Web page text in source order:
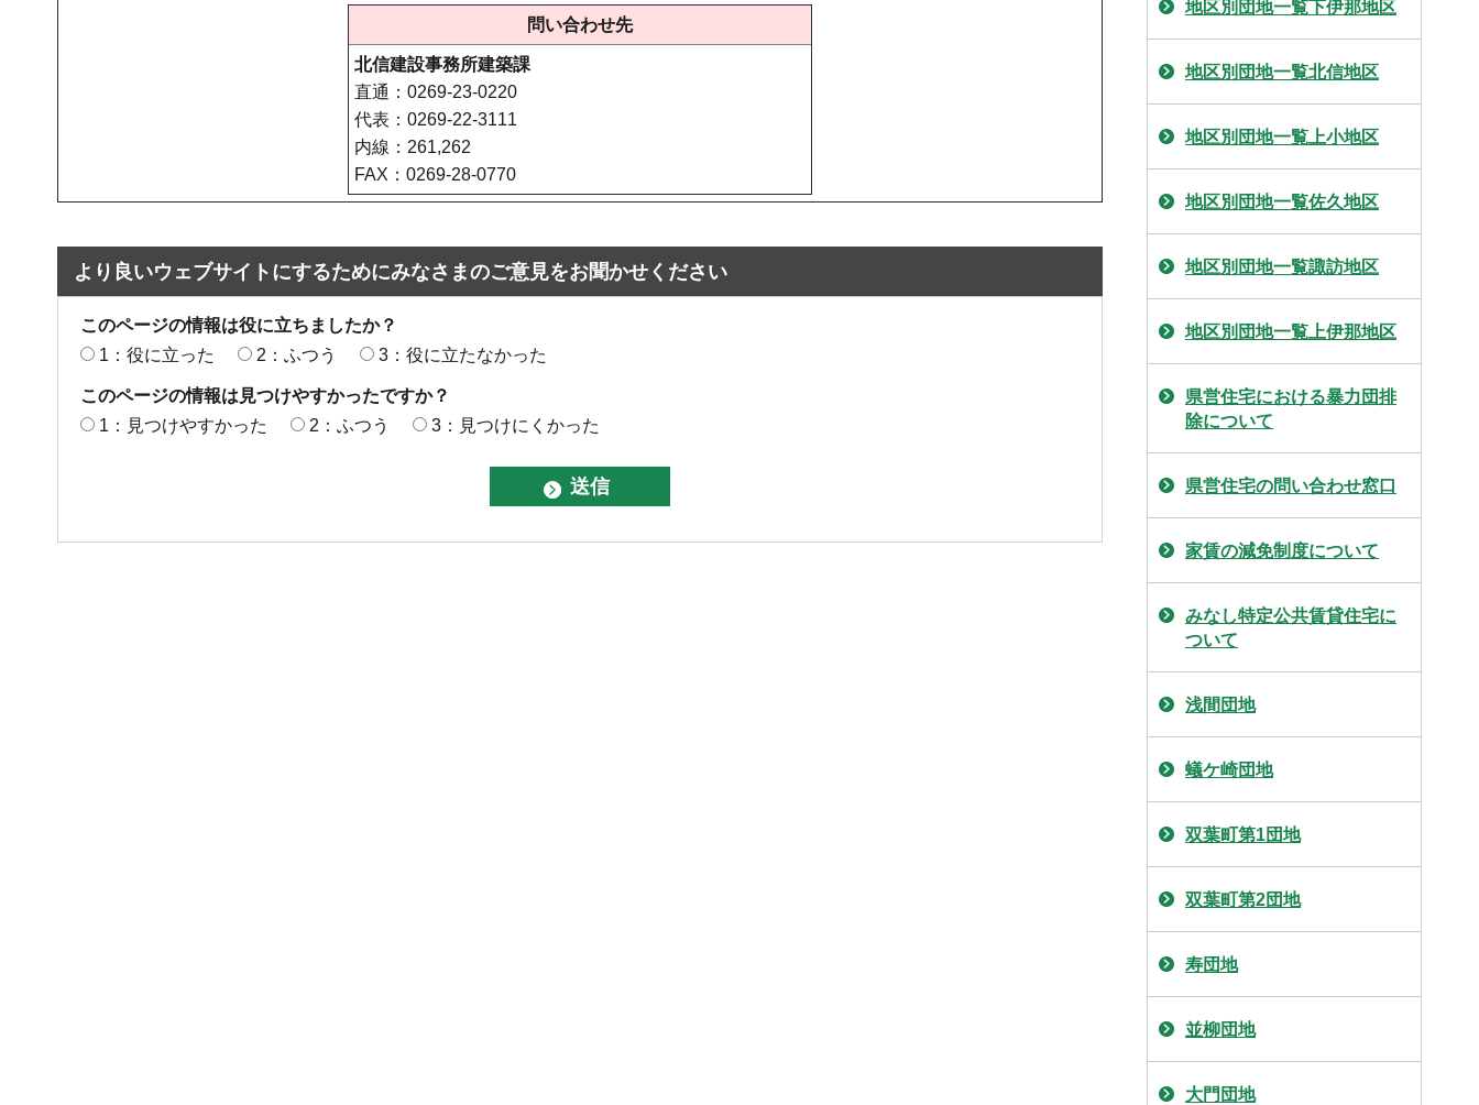
問い合わせ先
北信建設事務所建築課
直通：0269-23-0220
代表：0269-22-3111
内線：261,262
FAX：0269-28-0770
より良いウェブサイトにするためにみなさまのご意見をお聞かせください
このページの情報は役に立ちましたか？
1：役に立った
2：ふつう 3：役に立たなかった
このページの情報は見つけやすかったですか？
1：見つけやすかった
2：ふつう 3：見つけにくかった
地区別団地一覧下伊那地区
地区別団地一覧北信地区
地区別団地一覧上小地区
地区別団地一覧佐久地区
地区別団地一覧諏訪地区
地区別団地一覧上伊那地区
県営住宅における暴力団排
除について
県営住宅の問い合わせ窓口
家賃の減免制度について
みなし特定公共賃貸住宅に
ついて
浅間団地
蟻ケ崎団地
双葉町第1団地
双葉町第2団地
寿団地
並柳団地
大門団地